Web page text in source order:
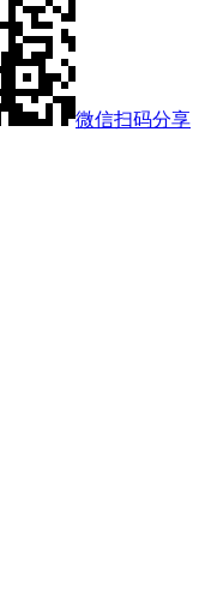
微信扫码分享